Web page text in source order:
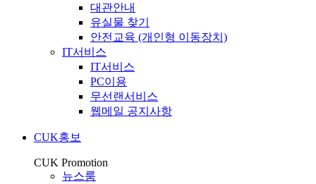
대관안내
유실물 찾기
안전교육 (개인형 이동장치)
IT서비스
IT서비스
PC이용
무선랜서비스
웹메일 공지사항
CUK홍보
CUK Promotion
뉴스룸